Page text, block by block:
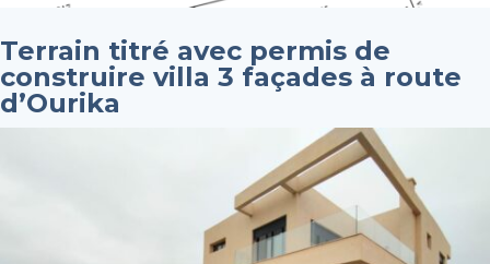
Terrain titré avec permis de
construire villa 3 façades à route
d’Ourika